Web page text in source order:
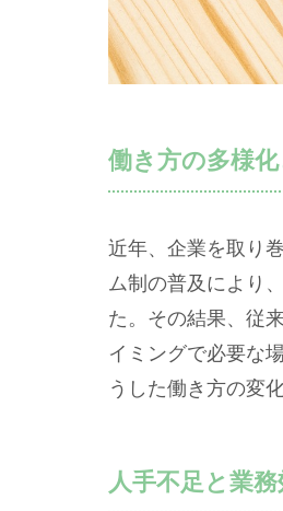
働き方の多様
近年、企業を取り
ム制の普及により
た。その結果、従
イミングで必要な
うした働き方の変
人手不足と業